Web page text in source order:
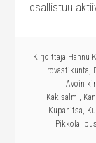
osallistuu
Kirjoittaja Hannu
rovastikunta,
Avoin
Käkisalmi,
Kupanitsa,
Pikkola,